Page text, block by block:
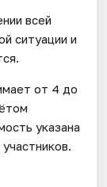
всей
ситуации и
от 4 до
указана